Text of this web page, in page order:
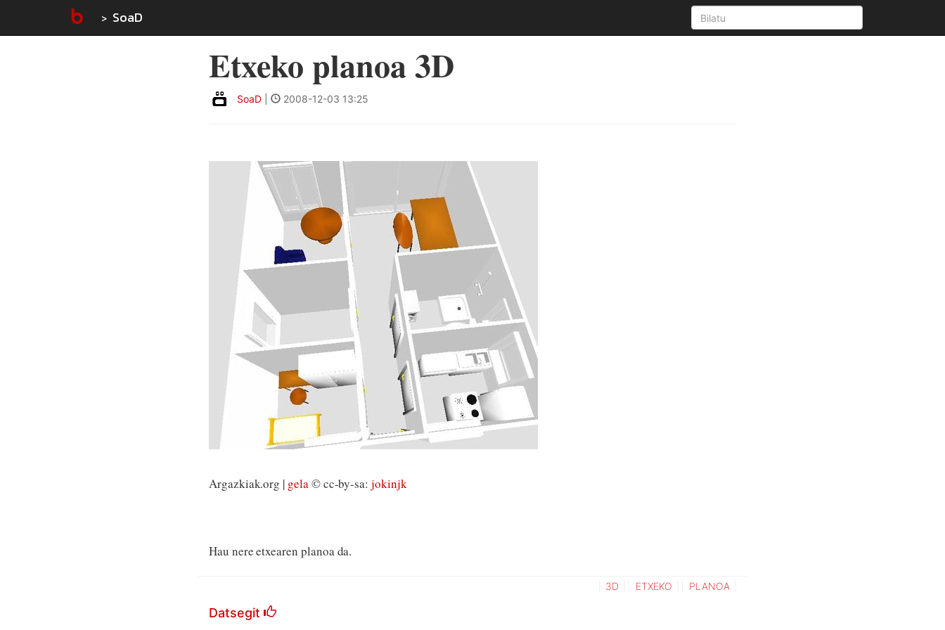
SoaD
Etxeko planoa 3D
SoaD 2008-12-03 13:25
Argazkiak.org | gela© cc-by-sa:jokinjk
Hau nere etxearen planoa da.
Datsegit
3D ETXEKO PLANOA